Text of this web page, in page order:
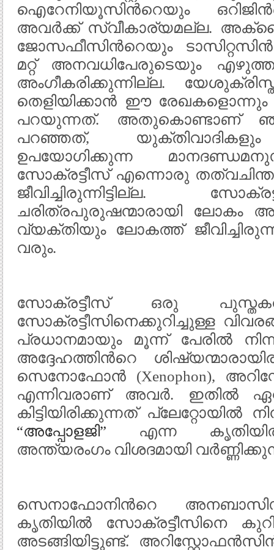
ഐറേനിയൂസിന്‍റെയും
അവര്‍ക്ക്‌ സ്വീകാര്യമല്ല.
ജോസഫീസിന്‍റെയും
മറ്റ് അനവധിപേരുടെയും
അംഗീകരിക്കുന്നില്ല.
തെളിയിക്കാന്‍ ഈ
പറയുന്നത്. അതുകൊണ്ടാണ്
പറഞ്ഞത്, യുക്തിവാദികളും
ഉപയോഗിക്കുന്ന
സോക്രട്ടീസ് എന്നൊരു
ജീവിച്ചിരുന്നിട്ടില്ല.
ചരിത്രപുരുഷന്മാരായി ലോകം
വ്യക്തിയും ലോകത്ത്
വരും.
സോക്രട്ടീസ് ഒരു
സോക്രട്ടീസിനെക്കുറിച്ചുള്ള
പ്രധാനമായും മൂന്ന് പേരില്‍
അദ്ദേഹത്തിന്‍റെ
സെനോഫോന്‍ (Xenophon),
എന്നിവരാണ് അവര്‍. ഇതില്‍
കിട്ടിയിരിക്കുന്നത് പ്ലേറ്റോയില്‍
“അപ്പോളജി” എന്ന കൃതിയില്‍
അന്ത്യരംഗം വിശദമായി
സെനാഫോനിന്‍റെ
കൃതിയില്‍ സോക്രട്ടീസിനെ
അടങ്ങിയിട്ടുണ്ട്.